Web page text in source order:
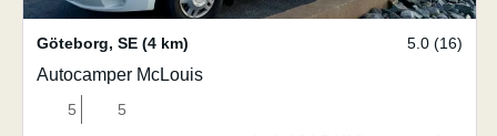
Göteborg, SE (4 km) 5.0 (16)
Autocamper McLouis
5 5